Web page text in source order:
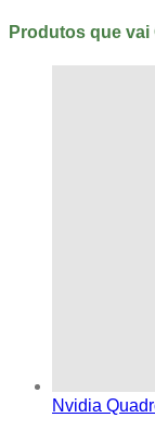
Produtos que vai
Nvidia